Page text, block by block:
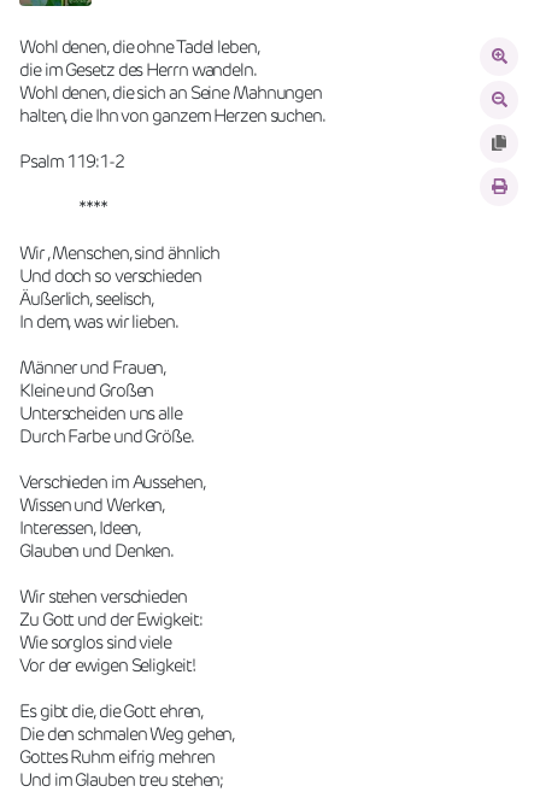
Wohl denen, die ohne Tadel leben,
die im Gesetz des Herrn wandeln.
Wohl denen, die sich an Seine Mahnungen
halten, die Ihn von ganzem Herzen suchen.
Psalm 119:1-2
                 ****
Wir , Menschen, sind ähnlich
Und doch so verschieden
Äußerlich, seelisch,
In dem, was wir lieben.
Männer und Frauen,
Kleine und Großen
Unterscheiden uns alle
Durch Farbe und Größe.
Verschieden im Aussehen,
Wissen und Werken,
Interessen, Ideen,
Glauben und Denken.
Wir stehen verschieden
Zu Gott und der Ewigkeit:
Wie sorglos sind viele
Vor der ewigen Seligkeit!
Es gibt die, die Gott ehren,
Die den schmalen Weg gehen,
Gottes Ruhm eifrig mehren
Und im Glauben treu stehen;